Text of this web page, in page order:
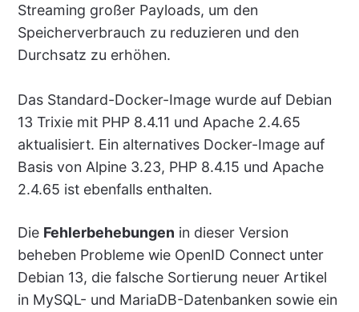
Streaming großer Payloads, um den
Speicherverbrauch zu reduzieren und den
Durchsatz zu erhöhen.
Das Standard-Docker-Image wurde auf Debian
13 Trixie mit PHP 8.4.11 und Apache 2.4.65
aktualisiert. Ein alternatives Docker-Image auf
Basis von Alpine 3.23, PHP 8.4.15 und Apache
2.4.65 ist ebenfalls enthalten.
Die Fehlerbehebungen in dieser Version
beheben Probleme wie OpenID Connect unter
Debian 13, die falsche Sortierung neuer Artikel
in MySQL- und MariaDB-Datenbanken sowie ein